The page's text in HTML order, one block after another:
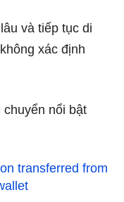
và tiếp tục di
xác định
nổi bật
transferred from